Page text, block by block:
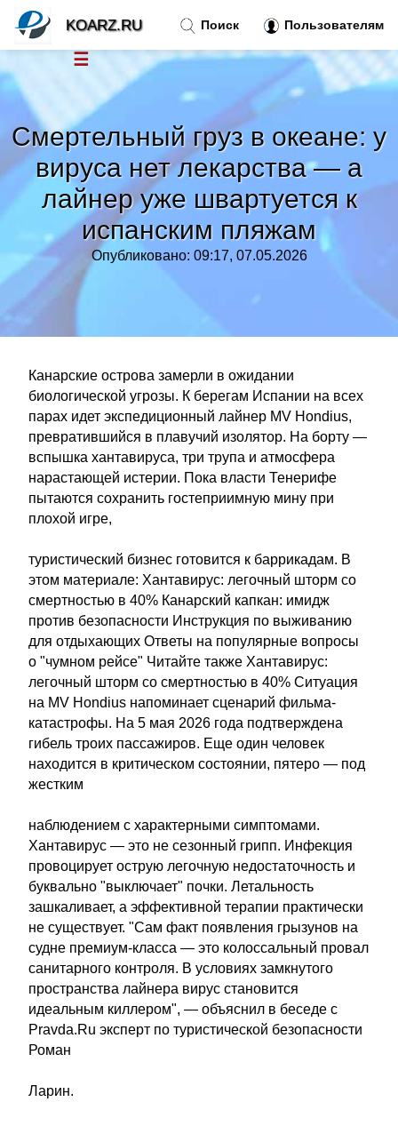
Смертельный груз в океане: у
вируса нет лекарства — а
лайнер уже швартуется к
испанским пляжам
Опубликовано: 09:17, 07.05.2026
Канарские острова замерли в ожидании
биологической угрозы. К берегам Испании на всех
парах идет экспедиционный лайнер MV Hondius,
превратившийся в плавучий изолятор. На борту —
вспышка хантавируса, три трупа и атмосфера
нарастающей истерии. Пока власти Тенерифе
пытаются сохранить гостеприимную мину при
плохой игре,
туристический бизнес готовится к баррикадам. В
этом материале: Хантавирус: легочный шторм со
смертностью в 40% Канарский капкан: имидж
против безопасности Инструкция по выживанию
для отдыхающих Ответы на популярные вопросы
о "чумном рейсе" Читайте также Хантавирус:
легочный шторм со смертностью в 40% Ситуация
на MV Hondius напоминает сценарий фильма-
катастрофы. На 5 мая 2026 года подтверждена
гибель троих пассажиров. Еще один человек
находится в критическом состоянии, пятеро — под
жестким
наблюдением с характерными симптомами.
Хантавирус — это не сезонный грипп. Инфекция
провоцирует острую легочную недостаточность и
буквально "выключает" почки. Летальность
зашкаливает, а эффективной терапии практически
не существует. "Сам факт появления грызунов на
судне премиум-класса — это колоссальный провал
санитарного контроля. В условиях замкнутого
пространства лайнера вирус становится
идеальным киллером", — объяснил в беседе с
Pravda.Ru эксперт по туристической безопасности
Роман
Ларин.
Поиск Пользователям
KOARZ.RU
☰
Тренды новостей »
Рубрики»
Правила »